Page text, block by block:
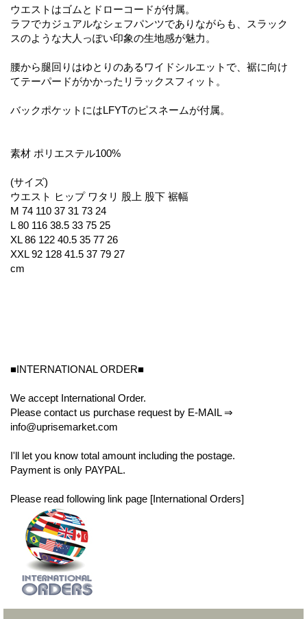
ウエストはゴムとドローコードが付属。
ラフでカジュアルなシェフパンツでありながらも、スラック
スのような大人っぽい印象の生地感が魅力。
腰から腿回りはゆとりのあるワイドシルエットで、裾に向け
てテーパードがかかったリラックスフィット。
バックポケットにはLFYTのピスネームが付属。
素材 ポリエステル100%
(サイズ)
ウエスト ヒップ ワタリ 股上 股下 裾幅
M 74 110 37 31 73 24
L 80 116 38.5 33 75 25
XL 86 122 40.5 35 77 26
XXL 92 128 41.5 37 79 27
cm
■INTERNATIONAL ORDER■
We accept International Order.
Please contact us purchase request by E-MAIL ⇒
info@uprisemarket.com
I'll let you know total amount including the postage.
Payment is only PAYPAL.
Please read following link page [International Orders]